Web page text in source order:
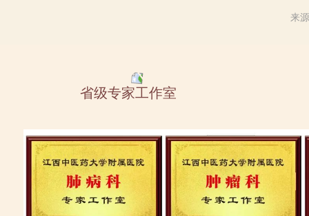
来
省级专家工作室